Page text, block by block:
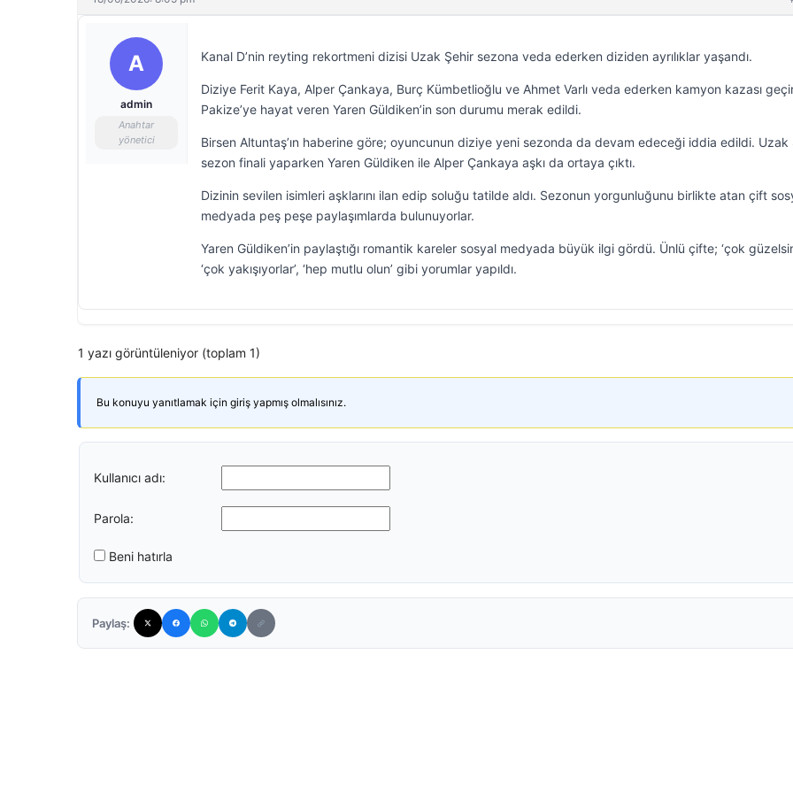
A
admin
Anahtar
yönetici
Kanal D’nin reyting rekortmeni dizisi Uzak Şehir sezona veda ederken diziden ayrılıklar yaşandı.
Diziye Ferit Kaya, Alper Çankaya, Burç Kümbetlioğlu ve Ahmet Varlı veda ederken kamyon kazası
Pakize’ye hayat veren Yaren Güldiken’in son durumu merak edildi.
Birsen Altuntaş’ın haberine göre; oyuncunun diziye yeni sezonda da devam edeceği iddia edildi. Uzak
sezon finali yaparken Yaren Güldiken ile Alper Çankaya aşkı da ortaya çıktı.
Dizinin sevilen isimleri aşklarını ilan edip soluğu tatilde aldı. Sezonun yorgunluğunu birlikte atan çift
medyada peş peşe paylaşımlarda bulunuyorlar.
Yaren Güldiken’in paylaştığı romantik kareler sosyal medyada büyük ilgi gördü. Ünlü çifte; ‘çok
‘çok yakışıyorlar’, ‘hep mutlu olun’ gibi yorumlar yapıldı.
1 yazı görüntüleniyor (toplam 1)
Bu konuyu yanıtlamak için giriş yapmış olmalısınız.
Kullanıcı adı:
Parola:
Beni hatırla
Paylaş: